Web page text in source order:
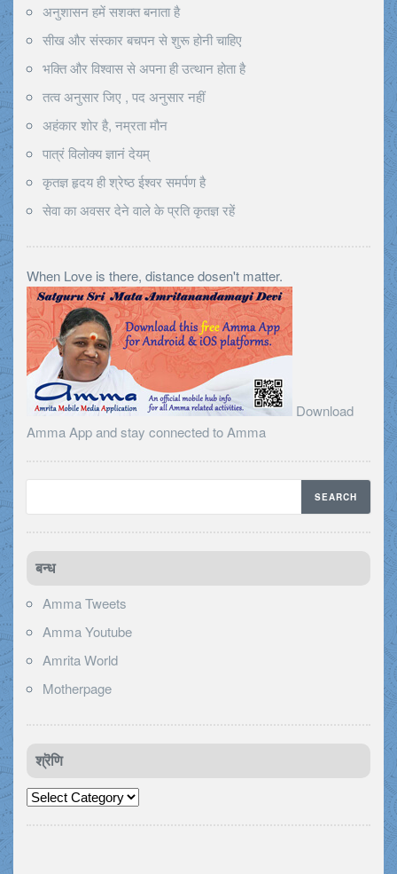
अनुशासन हमें सशक्त बनाता है
सीख और संस्कार बचपन से शुरू होनी चाहिए
भक्ति और विश्वास से अपना ही उत्थान होता है
तत्व अनुसार जिए , पद अनुसार नहीं
अहंकार शोर है, नम्रता मौन
पात्रं विलोक्य ज्ञानं देयम्
कृतज्ञ हृदय ही श्रेष्ठ ईश्वर समर्पण है
सेवा का अवसर देने वाले के प्रति कृतज्ञ रहें
When Love is there, distance dosen't matter.
Download
Amma App and stay connected to Amma
बन्ध
Amma Tweets
Amma Youtube
Amrita World
Motherpage
श्रॆणि
श्रॆणि